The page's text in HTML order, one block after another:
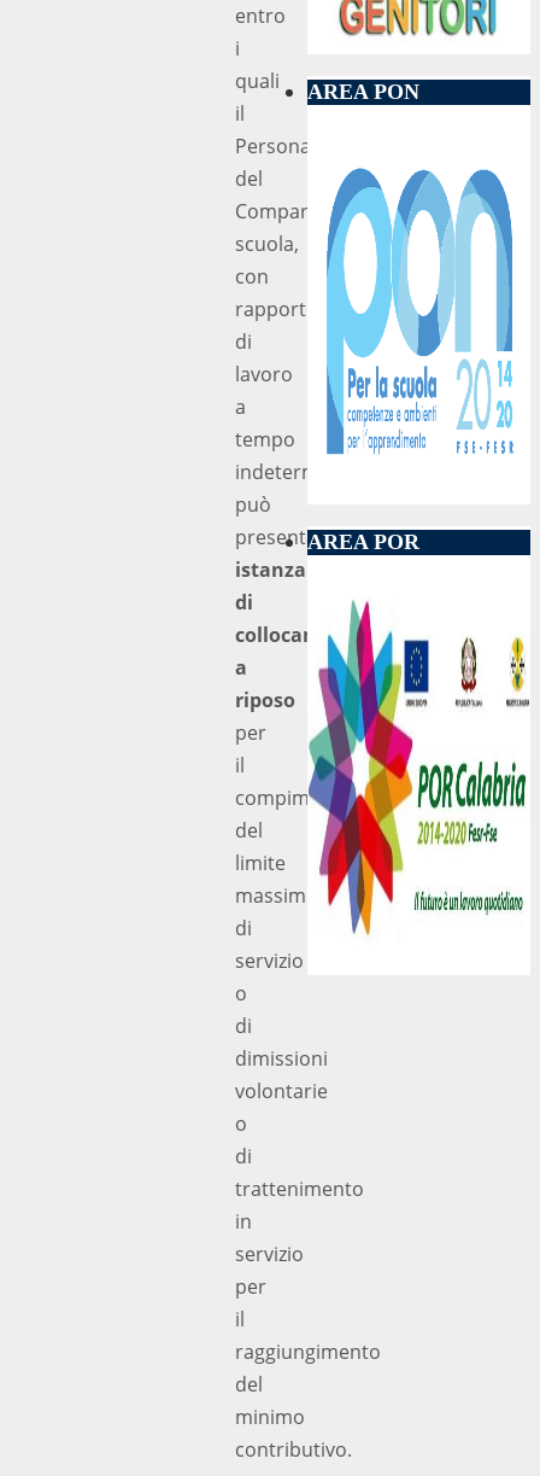
entro
i
quali
il
Personale
del
Comparto
scuola,
con
rapporto
di
lavoro
a
tempo
indeterminato,
può
presentare
istanza
di
collocamento
a
riposo
per
il
compimento
del
limite
massimo
di
servizio
o
di
dimissioni
volontarie
o
di
trattenimento
in
servizio
per
il
raggiungimento
del
minimo
contributivo.
AREA PON
AREA POR